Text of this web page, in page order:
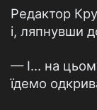
Редактор
і, ляпнувши
— І... на
їдемо